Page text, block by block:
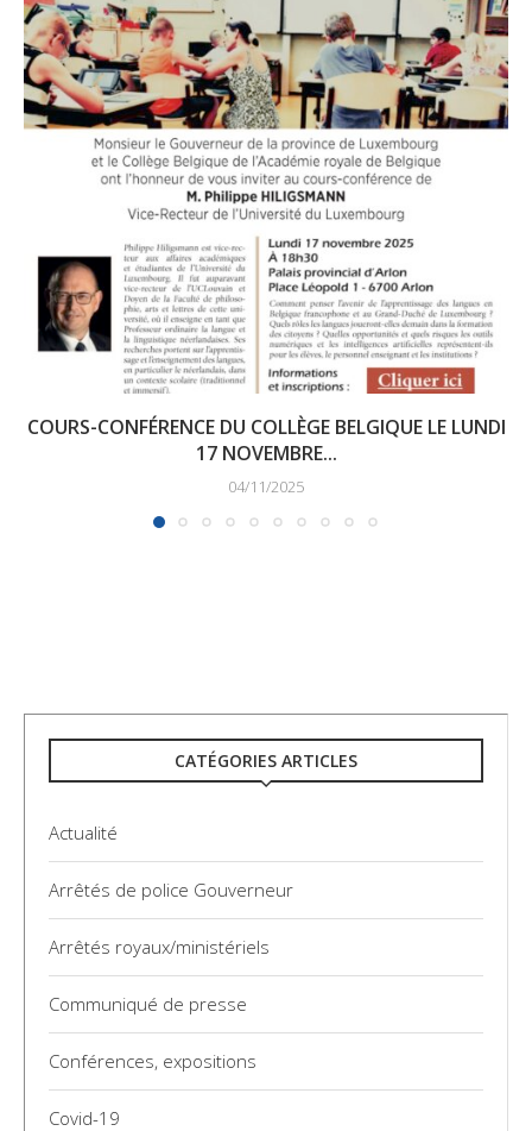
COURS-CONFÉRENCE DU COLLÈGE BELGIQUE LE LUNDI
17 NOVEMBRE...
04/11/2025
CATÉGORIES ARTICLES
Actualité
Arrêtés de police Gouverneur
Arrêtés royaux/ministériels
Communiqué de presse
Conférences, expositions
Covid-19